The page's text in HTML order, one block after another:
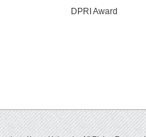
DPRI Award